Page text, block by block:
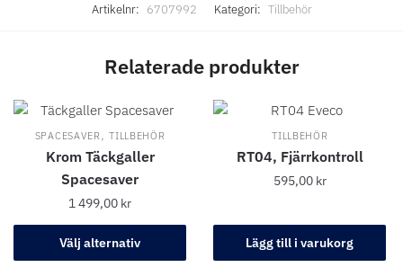
Artikelnr: 6707992 Kategori: Tillbehör
Relaterade produkter
SPACESAVER ,TILLBEHÖR
Krom Täckgaller
Spacesaver
1 499,00 kr
Välj alternativ
TILLBEHÖR
RT04, Fjärrkontroll
595,00 kr
Lägg till i varukorg